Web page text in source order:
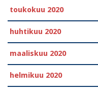
toukokuu 2020
huhtikuu 2020
maaliskuu 2020
helmikuu 2020